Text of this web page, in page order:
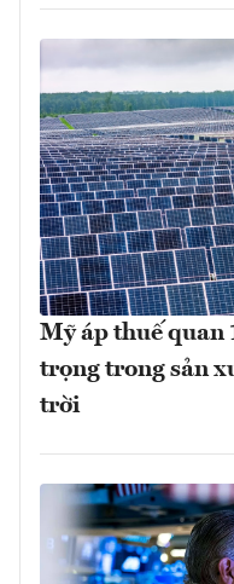
Mỹ áp thuế quan
trọng trong sản
trời